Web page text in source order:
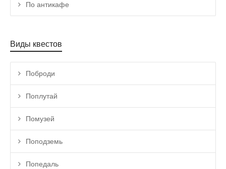
По антикафе
Виды квестов
Поброди
Поплутай
Помузей
Поподземь
Попедаль